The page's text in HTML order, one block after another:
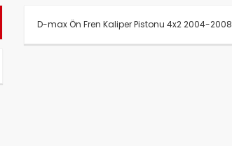
D-max Ön Fren Kaliper Pistonu 4x2 2004-2008